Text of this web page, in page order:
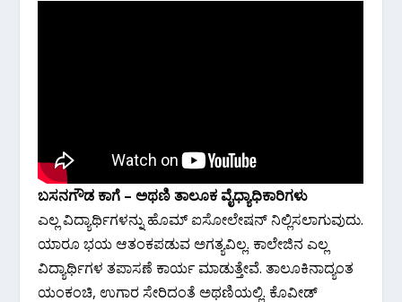
ಬಸನಗೌಡ ಕಾಗೆ – ಅಥಣಿ ತಾಲೂಕ ವೈಧ್ಯಾಧಿಕಾರಿಗಳು
ಎಲ್ಲ ವಿದ್ಯಾರ್ಥಿಗಳನ್ನು ಹೊಮ್ ಐಸೋಲೇಷನ್ ನಿಲ್ಲಿಸಲಾಗುವುದು.
ಯಾರೂ ಭಯ ಆತಂಕಪಡುವ ಅಗತ್ಯವಿಲ್ಲ. ಕಾಲೇಜಿನ ಎಲ್ಲ
ವಿದ್ಯಾರ್ಥಿಗಳ ತಪಾಸಣೆ ಕಾರ್ಯ ಮಾಡುತ್ತೇವೆ. ತಾಲೂಕಿನಾದ್ಯಂತ
ಯಂಕಂಚಿ, ಉಗಾರ ಸೇರಿದಂತೆ ಅಥಣಿಯಲ್ಲಿ. ಕೊವೀಡ್